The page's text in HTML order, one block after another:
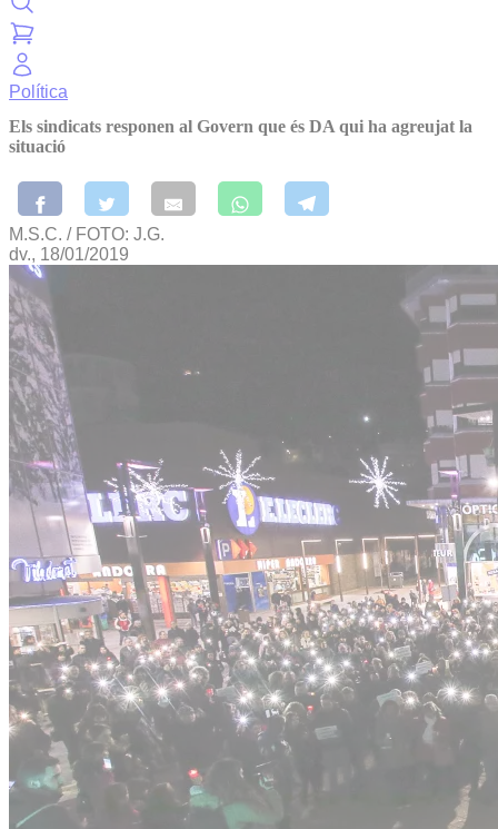
Política
Els sindicats responen al Govern que és DA qui ha agreujat la
situació
M.S.C. / FOTO: J.G.
dv., 18/01/2019